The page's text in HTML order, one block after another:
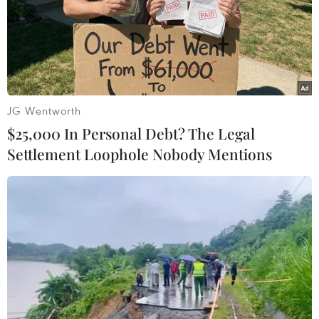
Theo dõi VietnamPlus
TIN LIÊN QUAN
JG Wentworth
$25,000 In Personal Debt? The Legal
Settlement Loophole Nobody Mentions